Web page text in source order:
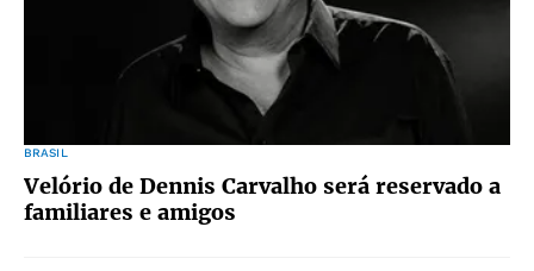
BRASIL
Velório de Dennis Carvalho será reservado a
familiares e amigos